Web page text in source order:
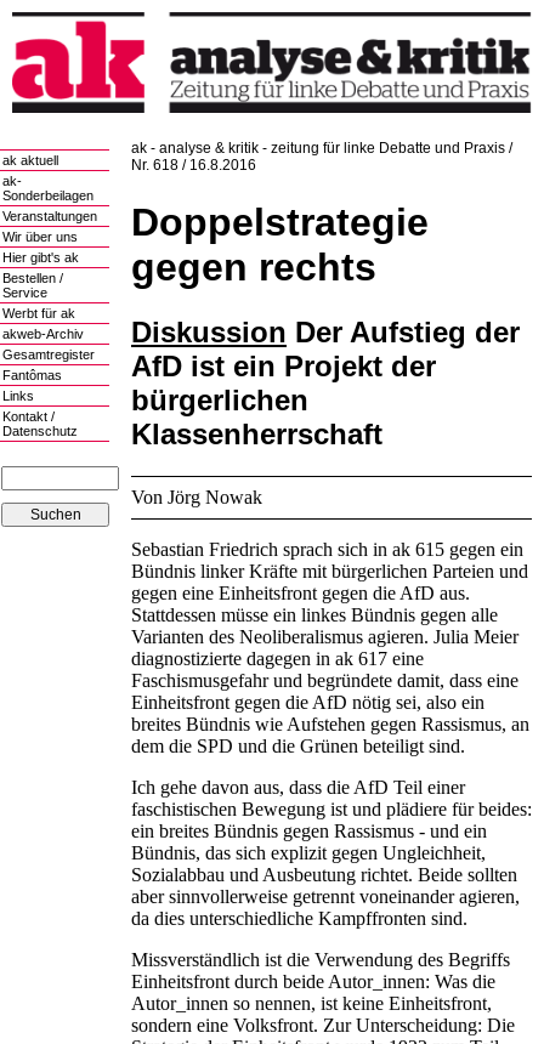
ak aktuell
ak-
Sonderbeilagen
Veranstaltungen
Wir über uns
Hier gibt's ak
Bestellen /
Service
Werbt für ak
akweb-Archiv
Gesamtregister
Fantômas
Links
Kontakt /
Datenschutz
ak - analyse & kritik - zeitung für linke Debatte und Praxis /
Nr. 618 / 16.8.2016
Doppelstrategie
gegen rechts
Diskussion Der Aufstieg der
AfD ist ein Projekt der
bürgerlichen
Klassenherrschaft
Von Jörg Nowak
Sebastian Friedrich sprach sich in ak 615 gegen ein
Bündnis linker Kräfte mit bürgerlichen Parteien und
gegen eine Einheitsfront gegen die AfD aus.
Stattdessen müsse ein linkes Bündnis gegen alle
Varianten des Neoliberalismus agieren. Julia Meier
diagnostizierte dagegen in ak 617 eine
Faschismusgefahr und begründete damit, dass eine
Einheitsfront gegen die AfD nötig sei, also ein
breites Bündnis wie Aufstehen gegen Rassismus, an
dem die SPD und die Grünen beteiligt sind.
Ich gehe davon aus, dass die AfD Teil einer
faschistischen Bewegung ist und plädiere für beides:
ein breites Bündnis gegen Rassismus - und ein
Bündnis, das sich explizit gegen Ungleichheit,
Sozialabbau und Ausbeutung richtet. Beide sollten
aber sinnvollerweise getrennt voneinander agieren,
da dies unterschiedliche Kampffronten sind.
Missverständlich ist die Verwendung des Begriffs
Einheitsfront durch beide Autor_innen: Was die
Autor_innen so nennen, ist keine Einheitsfront,
sondern eine Volksfront. Zur Unterscheidung: Die